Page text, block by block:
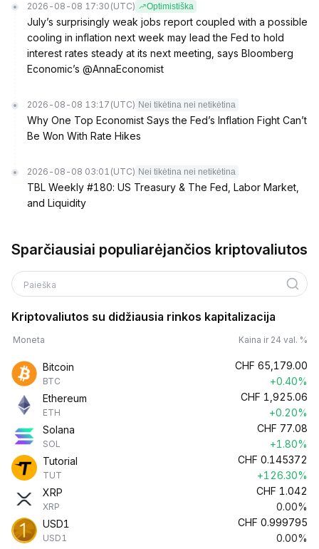
2026-08-08 17:30 (UTC) Optimistiška
July’s surprisingly weak jobs report coupled with a possible
cooling in inflation next week may lead the Fed to hold
interest rates steady at its next meeting, says Bloomberg
Economic’s @AnnaEconomist
2026-08-08 13:17 (UTC) Nei tikėtina nei netikėtina
Why One Top Economist Says the Fed’s Inflation Fight Can’t
Be Won With Rate Hikes
2026-08-08 03:01 (UTC) Nei tikėtina nei netikėtina
TBL Weekly #180: US Treasury & The Fed, Labor Market,
and Liquidity
Sparčiausiai populiarėjančios kriptovaliutos
Paieška
Kriptovaliutos su didžiausia rinkos kapitalizacija
Moneta Kaina ir 24 val. %
Bitcoin
BTC
CHF 65,179.00
+0.40%
Ethereum
ETH
CHF 1,925.06
+0.20%
Solana
SOL
CHF 77.08
+1.80%
Tutorial
TUT
CHF 0.145372
+126.30%
XRP
XRP
CHF 1.042
0.00%
USD1
USD1
CHF 0.999795
0.00%